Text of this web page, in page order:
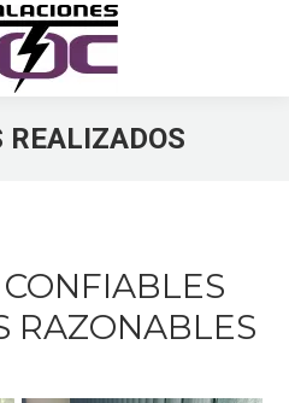
RAZONABLES